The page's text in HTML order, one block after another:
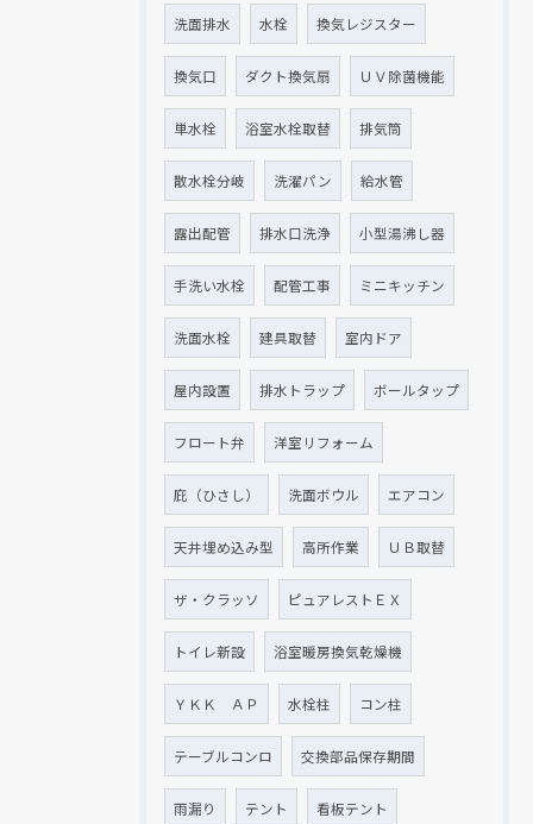
洗面排水 水栓 換気レジスター
換気口 ダクト換気扇 ＵＶ除菌機能
単水栓 浴室水栓取替 排気筒
散水栓分岐 洗濯パン 給水管
露出配管 排水口洗浄 小型湯沸し器
手洗い水栓 配管工事 ミニキッチン
洗面水栓 建具取替 室内ドア
屋内設置 排水トラップ ボールタップ
フロート弁 洋室リフォーム
庇（ひさし） 洗面ボウル エアコン
天井埋め込み型 高所作業 ＵＢ取替
ザ・クラッソ ピュアレストＥＸ
トイレ新設 浴室暖房換気乾燥機
ＹＫＫ ＡＰ 水栓柱 コン柱
テーブルコンロ 交換部品保存期間
雨漏り テント 看板テント